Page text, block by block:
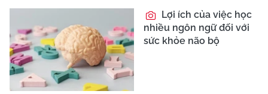
Lợi ích của việc học
nhiều ngôn ngữ đối với
sức khỏe não bộ